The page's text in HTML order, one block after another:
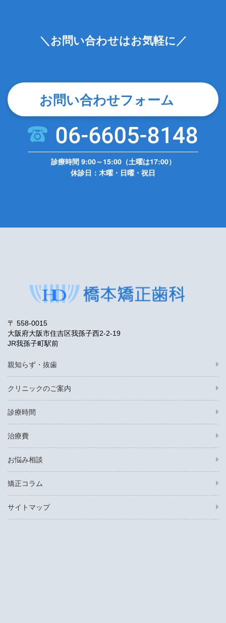
＼お問い合わせはお気軽に／
お問い合わせフォーム
診療時間 9:00～15:00（土曜は17:00）
休診日：木曜・日曜・祝日
〒 558-0015
大阪府大阪市住吉区我孫子西2-2-19
JR我孫子町駅前
親知らず・抜歯
クリニックのご案内
診療時間
治療費
お悩み相談
矯正コラム
サイトマップ